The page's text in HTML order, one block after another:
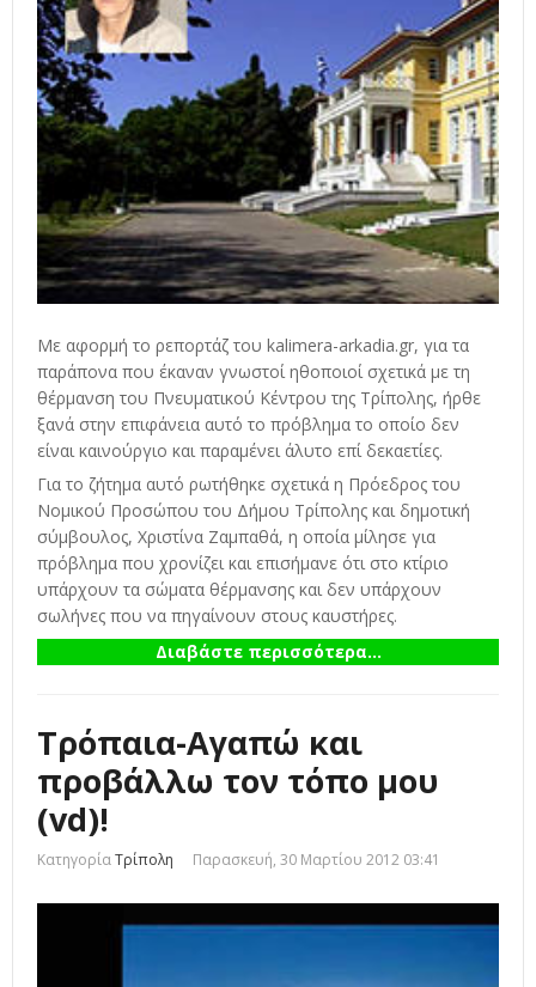
Με αφορμή το ρεπορτάζ του kalimera-arkadia.gr, για τα
παράπονα που έκαναν γνωστοί ηθοποιοί σχετικά με τη
θέρμανση του Πνευματικού Κέντρου της Τρίπολης, ήρθε
ξανά στην επιφάνεια αυτό το πρόβλημα το οποίο δεν
είναι καινούργιο και παραμένει άλυτο επί δεκαετίες.
Για το ζήτημα αυτό ρωτήθηκε σχετικά η Πρόεδρος του
Νομικού Προσώπου του Δήμου Τρίπολης και δημοτική
σύμβουλος, Χριστίνα Ζαμπαθά, η οποία μίλησε για
πρόβλημα που χρονίζει και επισήμανε ότι στο κτίριο
υπάρχουν τα σώματα θέρμανσης και δεν υπάρχουν
σωλήνες που να πηγαίνουν στους καυστήρες.
Διαβάστε περισσότερα...
Τρόπαια-Αγαπώ και
προβάλλω τον τόπο μου
(vd)!
ΚατηγορίαΤρίπολη Παρασκευή, 30 Μαρτίου 2012 03:41